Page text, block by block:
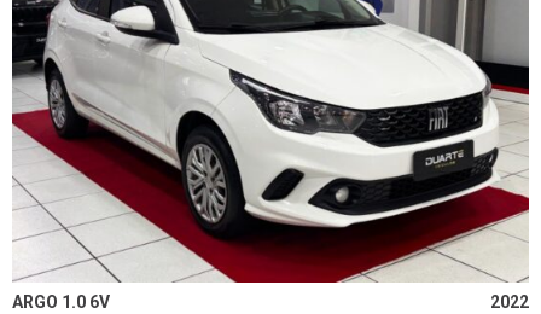
ARGO 1.0 6V 2022